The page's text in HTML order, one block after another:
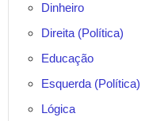
Dinheiro
Direita (Política)
Educação
Esquerda (Política)
Lógica